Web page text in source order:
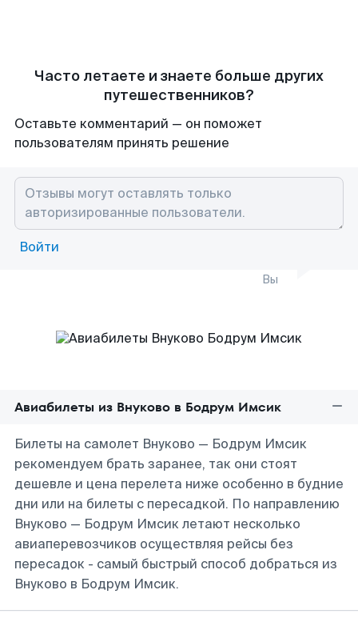
Часто летаете и знаете больше других
путешественников?
Оставьте комментарий — он поможет
пользователям принять решение
Войти
Вы
Авиабилеты из Внуково в Бодрум Имсик
Билеты на самолет Внуково — Бодрум Имсик
рекомендуем брать заранее, так они стоят
дешевле и цена перелета ниже особенно в будние
дни или на билеты с пересадкой. По направлению
Внуково — Бодрум Имсик летают несколько
авиаперевозчиков осуществляя рейсы без
пересадок - самый быстрый способ добраться из
Внуково в Бодрум Имсик.